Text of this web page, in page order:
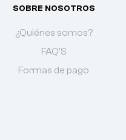
SOBRE NOSOTROS
¿Quiénes somos?
FAQ'S
Formas de pago